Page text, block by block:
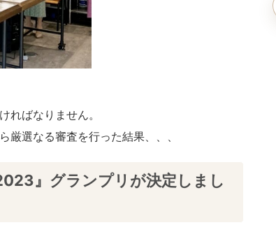
ればなりません。
厳選なる審査を行った結果、、、
』グランプリが決定しまし
煮だらけ」
ー応用科生
夫・中学生
で学ぶ前は
レルギー
で学び、ど
のアレル
赤ちゃんの
なりまし
粉症の薬も
明日死ぬとしたら「ママの作ったご飯が食べた
い」と言われました【重ね煮アカデミー応用科
生徒さんのお声】
M.Iさん（神奈川県在住） ご家族（夫・24歳
娘・21歳息子） 重ね煮アカデミーで学ぶ前
んな変化がありましたか？ ・自身は胃腸の
不調が治り、体重、体脂肪率、コレステロー
前向きになりました。 ・娘は耳鼻科に行く
頻度が激減しました。 ・息子は一人暮らし